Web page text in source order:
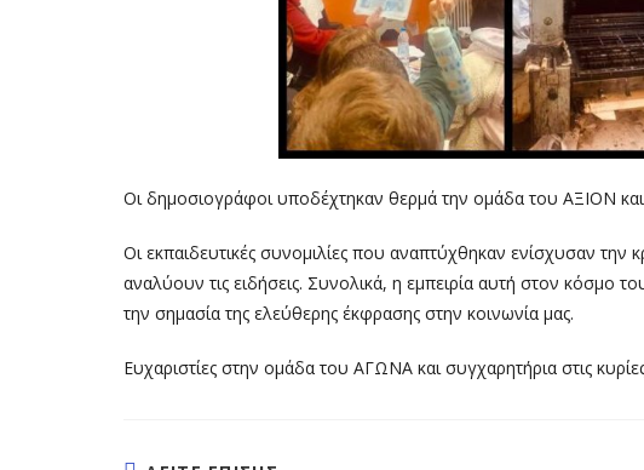
Οι δημοσιογράφοι υποδέχτηκαν θερμά την ομάδα του ΑΞΙΟΝ και
Οι εκπαιδευτικές συνομιλίες που αναπτύχθηκαν ενίσχυσαν την
αναλύουν τις ειδήσεις. Συνολικά, η εμπειρία αυτή στον κόσμο
την σημασία της ελεύθερης έκφρασης στην κοινωνία μας.
Ευχαριστίες στην ομάδα του ΑΓΩΝΑ και συγχαρητήρια στις